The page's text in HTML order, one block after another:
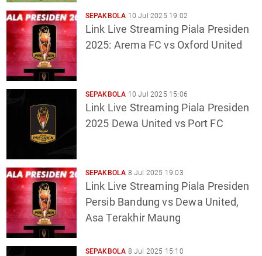
SEPAKBOLA 10 Jul 2025 19:02
Link Live Streaming Piala Presiden
2025: Arema FC vs Oxford United
SEPAKBOLA 10 Jul 2025 15:06
Link Live Streaming Piala Presiden
2025 Dewa United vs Port FC
SEPAKBOLA 8 Jul 2025 19:03
Link Live Streaming Piala Presiden
Persib Bandung vs Dewa United,
Asa Terakhir Maung
SEPAKBOLA 8 Jul 2025 15:10